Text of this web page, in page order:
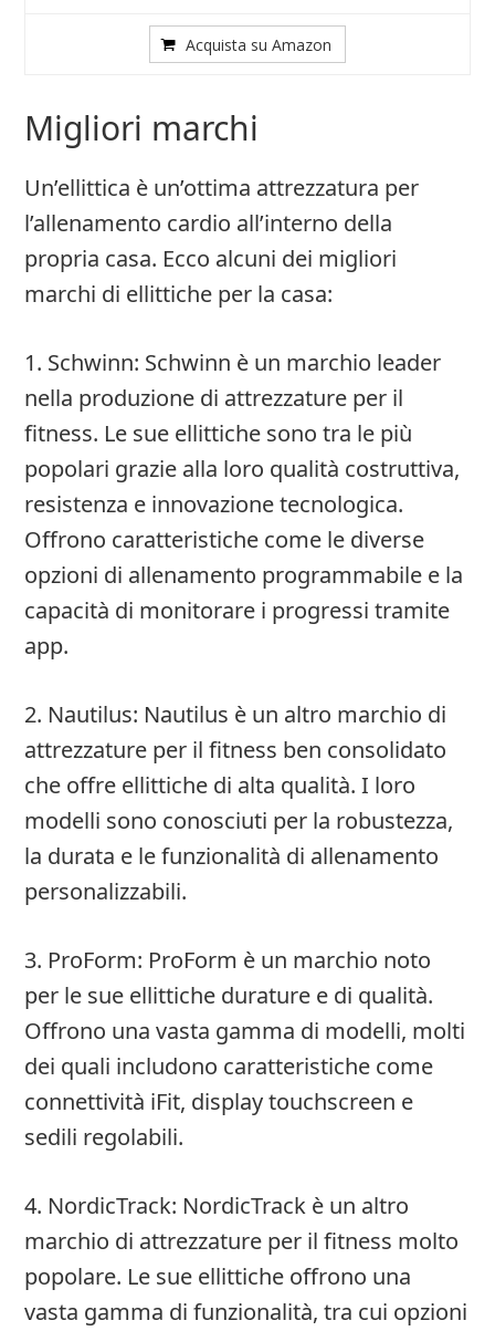
Acquista su Amazon
Migliori marchi
Un’ellittica è un’ottima attrezzatura per
l’allenamento cardio all’interno della
propria casa. Ecco alcuni dei migliori
marchi di ellittiche per la casa:
1. Schwinn: Schwinn è un marchio leader
nella produzione di attrezzature per il
fitness. Le sue ellittiche sono tra le più
popolari grazie alla loro qualità costruttiva,
resistenza e innovazione tecnologica.
Offrono caratteristiche come le diverse
opzioni di allenamento programmabile e la
capacità di monitorare i progressi tramite
app.
2. Nautilus: Nautilus è un altro marchio di
attrezzature per il fitness ben consolidato
che offre ellittiche di alta qualità. I loro
modelli sono conosciuti per la robustezza,
la durata e le funzionalità di allenamento
personalizzabili.
3. ProForm: ProForm è un marchio noto
per le sue ellittiche durature e di qualità.
Offrono una vasta gamma di modelli, molti
dei quali includono caratteristiche come
connettività iFit, display touchscreen e
sedili regolabili.
4. NordicTrack: NordicTrack è un altro
marchio di attrezzature per il fitness molto
popolare. Le sue ellittiche offrono una
vasta gamma di funzionalità, tra cui opzioni